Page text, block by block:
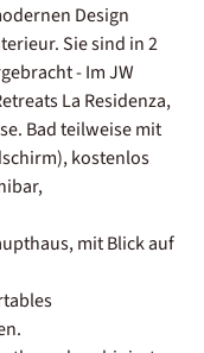
Design
Sie sind in 2
- Im JW
La Residenza,
Bad teilweise mit
kostenlos
mit Blick auf